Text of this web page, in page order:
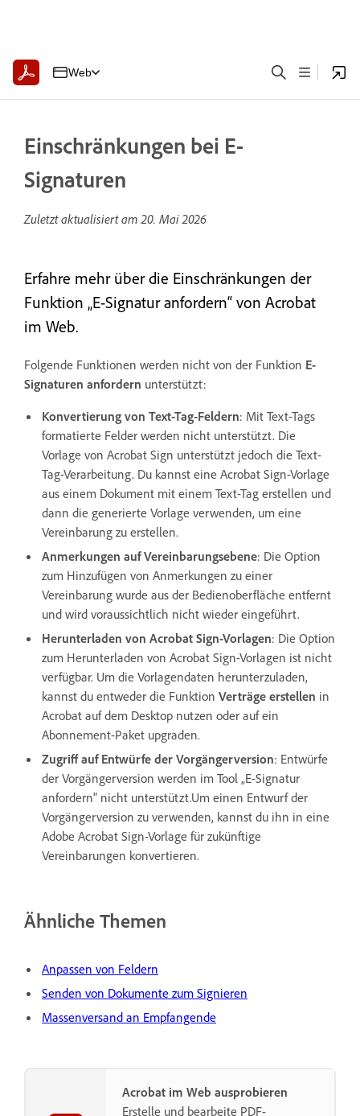
Web
Einschränkungen bei E-
Signaturen
Zuletzt aktualisiert am20. Mai 2026
Erfahre mehr über die Einschränkungen der
Funktion „E-Signatur anfordern“ von Acrobat
im Web.
Folgende Funktionen werden nicht von der Funktion E-
Signaturen anfordern unterstützt:
Konvertierung von Text-Tag-Feldern: Mit Text-Tags
formatierte Felder werden nicht unterstützt. Die
Vorlage von Acrobat Sign unterstützt jedoch die Text-
Tag-Verarbeitung. Du kannst eine Acrobat Sign-Vorlage
aus einem Dokument mit einem Text-Tag erstellen und
dann die generierte Vorlage verwenden, um eine
Vereinbarung zu erstellen.
Anmerkungen auf Vereinbarungsebene: Die Option
zum Hinzufügen von Anmerkungen zu einer
Vereinbarung wurde aus der Bedienoberfläche entfernt
und wird voraussichtlich nicht wieder eingeführt.
Herunterladen von Acrobat Sign-Vorlagen: Die Option
zum Herunterladen von Acrobat Sign-Vorlagen ist nicht
verfügbar. Um die Vorlagendaten herunterzuladen,
kannst du entweder die Funktion Verträge erstellen in
Acrobat auf dem Desktop nutzen oder auf ein
Abonnement-Paket upgraden.
Zugriff auf Entwürfe der Vorgängerversion: Entwürfe
der Vorgängerversion werden im Tool „E-Signatur
anfordern" nicht unterstützt.Um einen Entwurf der
Vorgängerversion zu verwenden, kannst du ihn in eine
Adobe Acrobat Sign-Vorlage für zukünftige
Vereinbarungen konvertieren.
Ähnliche Themen
Anpassen von Feldern
Senden von Dokumente zum Signieren
Massenversand an Empfangende
Acrobat im Web ausprobieren
Erstelle und bearbeite PDF-